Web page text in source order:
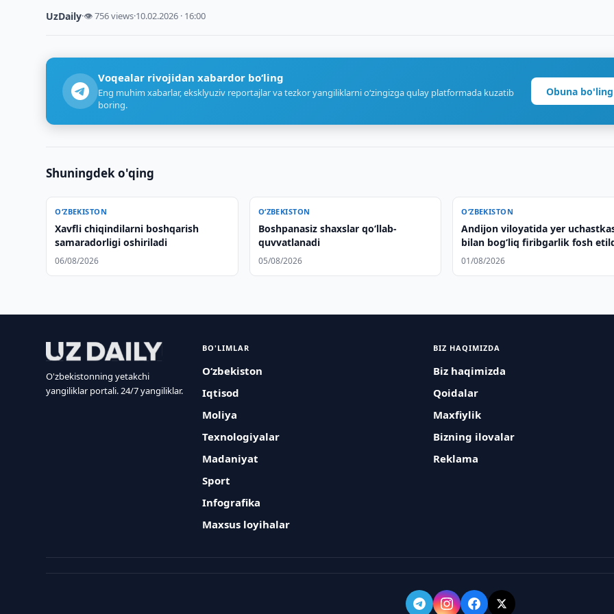
UzDaily·👁 756 views·10.02.2026 · 16:00
Voqealar rivojidan xabardor bo‘ling
Eng muhim xabarlar, eksklyuziv reportajlar va tezkor yangiliklarni o‘zingizga qulay platformada kuzatib
boring.
Obuna bo'ling
Shuningdek o'qing
O‘ZBEKISTON
Xavfli chiqindilarni boshqarish
samaradorligi oshiriladi
06/08/2026
O‘ZBEKISTON
Boshpanasiz shaxslar qo‘llab-
quvvatlanadi
05/08/2026
O‘ZBEKISTON
Andijon viloyatida yer
bilan bog‘liq firibgarlik fosh
01/08/2026
O'zbekistonning yetakchi
yangiliklar portali. 24/7 yangiliklar.
BO'LIMLAR
O‘zbekiston
Iqtisod
Moliya
Texnologiyalar
Madaniyat
Sport
Infografika
Maxsus loyihalar
BIZ HAQIMIZDA
Biz haqimizda
Qoidalar
Maxfiylik
Bizning ilovalar
Reklama